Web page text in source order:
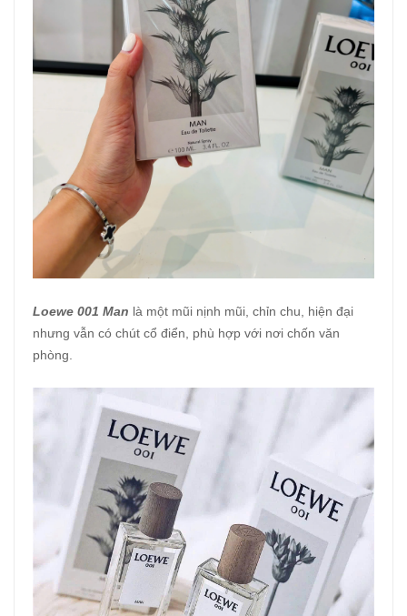
Loewe 001 Man là một mũi nịnh mũi, chỉn chu, hiện đại
nhưng vẫn có chút cổ điển, phù hợp với nơi chốn văn
phòng.